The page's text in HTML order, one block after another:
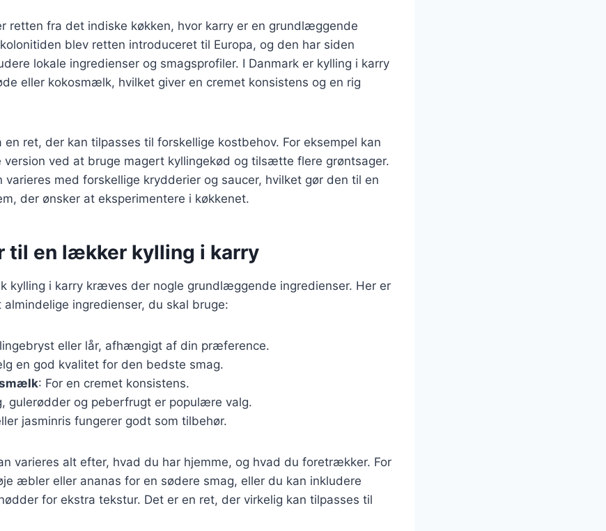
retten fra det indiske køkken, hvor karry er en grundlæggende
blev retten introduceret til Europa, og den har siden
lokale ingredienser og smagsprofiler. I Danmark er kylling i karry
eller kokosmælk, hvilket giver en cremet konsistens og en rig
en ret, der kan tilpasses til forskellige kostbehov. For eksempel kan
version ved at bruge magert kyllingekød og tilsætte flere grøntsager.
varieres med forskellige krydderier og saucer, hvilket gør den til en
der ønsker at eksperimentere i køkkenet.
til en lækker kylling i karry
kylling i karry kræves der nogle grundlæggende ingredienser. Her er
ingredienser, du skal bruge:
eller lår, afhængigt af din præference.
en god kvalitet for den bedste smag.
: For en cremet konsistens.
gulerødder og peberfrugt er populære valg.
jasminris fungerer godt som tilbehør.
varieres alt efter, hvad du har hjemme, og hvad du foretrækker. For
æbler eller ananas for en sødere smag, eller du kan inkludere
for ekstra tekstur. Det er en ret, der virkelig kan tilpasses til